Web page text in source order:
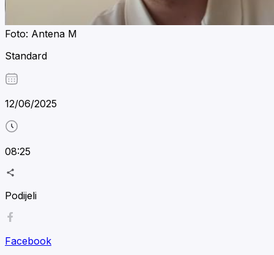
Foto: Antena M
Standard
12/06/2025
08:25
Podijeli
Facebook